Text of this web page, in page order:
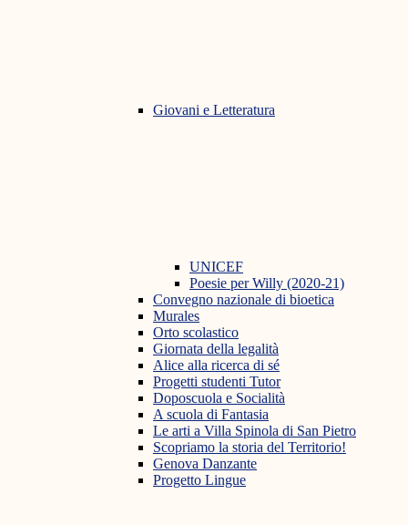
Giovani e Letteratura
UNICEF
Poesie per Willy (2020-21)
Convegno nazionale di bioetica
Murales
Orto scolastico
Giornata della legalità
Alice alla ricerca di sé
Progetti studenti Tutor
Doposcuola e Socialità
A scuola di Fantasia
Le arti a Villa Spinola di San Pietro
Scopriamo la storia del Territorio!
Genova Danzante
Progetto Lingue